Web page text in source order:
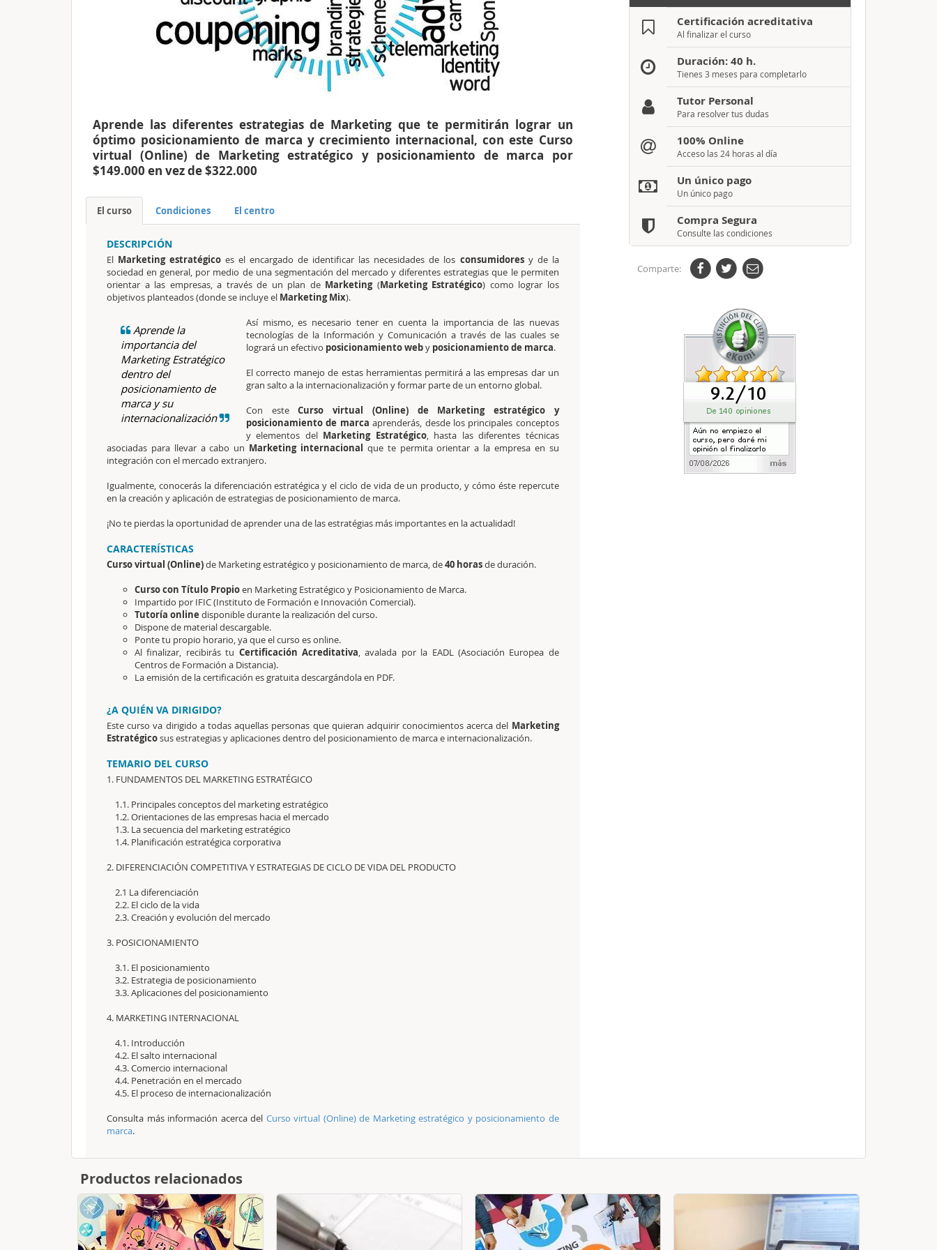
Aprende las diferentes estrategias de Marketing que te permitirán lograr un
óptimo posicionamiento de marca y crecimiento internacional, con este Curso
virtual (Online) de Marketing estratégico y posicionamiento de marca por
$149.000 en vez de $322.000
El curso Condiciones El centro
DESCRIPCIÓN
El Marketing estratégico es el encargado de identificar las necesidades de los consumidoresy de la
sociedad en general, por medio de una segmentación del mercado y diferentes estrategias que le permiten
orientar a las empresas, a través de un plan de Marketing(Marketing Estratégico) como lograr los
objetivos planteados (donde se incluye el Marketing Mix).
Aprende la
importancia del
Marketing Estratégico
dentro del
posicionamiento de
marca y su
internacionalización
Así mismo, es necesario tener en cuenta la importancia de las nuevas
tecnologías de la Información y Comunicación a través de las cuales se
logrará un efectivo posicionamiento weby posicionamiento de marca.
El correcto manejo de estas herramientas permitirá a las empresas dar un
gran salto a la internacionalización y formar parte de un entorno global.
Con esteCurso virtual (Online) de Marketing estratégico y
posicionamiento de marca aprenderás, desde los principales conceptos
y elementos del Marketing Estratégico, hasta las diferentes técnicas
asociadas para llevar a cabo un Marketing internacional que te permita orientar a la empresa en su
integración con el mercado extranjero.
Igualmente, conocerás la diferenciación estratégica y el ciclo de vida de un producto, y cómo éste repercute
en la creación y aplicación de estrategias de posicionamiento de marca.
¡No te pierdas la oportunidad de aprender una de las estratégias más importantes en la actualidad!
CARACTERÍSTICAS
Curso virtual (Online)de Marketing estratégico y posicionamiento de marca, de40 horasde duración.
Curso con Título Propioen Marketing Estratégico y Posicionamiento de Marca.
Impartido por IFIC (Instituto de Formación e Innovación Comercial).
Tutoría online disponible durante la realización del curso.
Dispone de material descargable.
Ponte tu propio horario, ya que el curso es online.
Al finalizar, recibirás tu Certificación Acreditativa, avalada por la EADL (Asociación Europea de
Centros de Formación a Distancia).
La emisión de la certificación es gratuita descargándola en PDF.
¿A QUIÉN VA DIRIGIDO?
Este curso va dirigido a todas aquellas personas que quieran adquirir conocimientos acerca del Marketing
Estratégicosus estrategias y aplicaciones dentro del posicionamiento de marca e internacionalización.
TEMARIO DEL CURSO
1. FUNDAMENTOS DEL MARKETING ESTRATÉGICO
1.1. Principales conceptos del marketing estratégico
1.2. Orientaciones de las empresas hacia el mercado
1.3. La secuencia del marketing estratégico
1.4. Planificación estratégica corporativa
2. DIFERENCIACIÓN COMPETITIVA Y ESTRATEGIAS DE CICLO DE VIDA DEL PRODUCTO
2.1 La diferenciación
2.2. El ciclo de la vida
2.3. Creación y evolución del mercado
3. POSICIONAMIENTO
3.1. El posicionamiento
3.2. Estrategia de posicionamiento
3.3. Aplicaciones del posicionamiento
4. MARKETING INTERNACIONAL
4.1. Introducción
4.2. El salto internacional
4.3. Comercio internacional
4.4. Penetración en el mercado
4.5. El proceso de internacionalización
Consulta más información acerca del Curso virtual (Online) de Marketing estratégico y posicionamiento de
marca.
Certificación acreditativa
Al finalizar el curso
Duración: 40 h.
Tienes 3 meses para completarlo
Tutor Personal
Para resolver tus dudas
100% Online
Acceso las 24 horas al día
Un único pago
Un único pago
Compra Segura
Consulte las condiciones
Comparte:
Productos relacionados